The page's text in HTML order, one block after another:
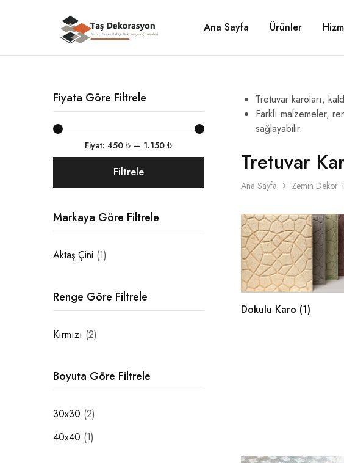
Taş
Dekorasyon
Beton,
Taş
Bahçe
Ana Sayfa Ürünler
Tretuvar karoları,
Farklı malzemeler,
sağlayabilir.
Tretuvar
Ana Sayfa Zemin Dekor
Dokulu Karo (1)
Fiyata Göre Filtrele
Filtrele
Fiyat:450 ₺ — 1.150 ₺
Markaya Göre Filtrele
Aktaş Çini (1)
Renge Göre Filtrele
Kırmızı (2)
Boyuta Göre Filtrele
30x30 (2)
40x40 (1)